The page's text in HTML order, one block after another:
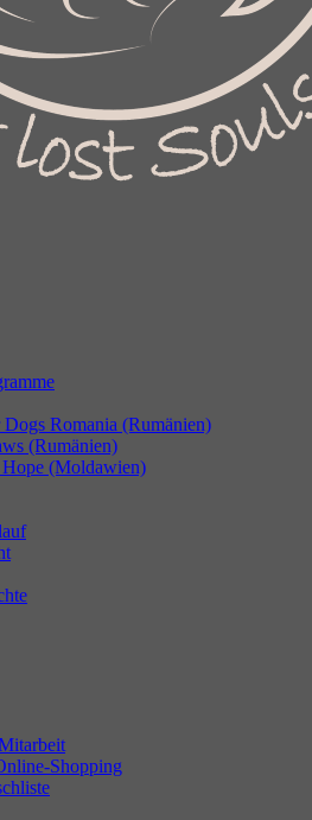
Romania (Rumänien)
(Rumänien)
(Moldawien)
Shopping